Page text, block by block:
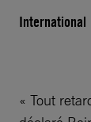
International
« Tout